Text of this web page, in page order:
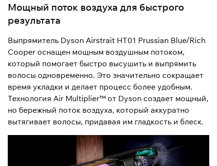
Мощный поток воздуха для быстрого
результата
Выпрямитель Dyson Airstrait HT01 Prussian Blue/Rich
Cooper оснащен мощным воздушным потоком,
который помогает быстро высушить и выпрямить
волосы одновременно. Это значительно сокращает
время укладки и делает процесс более удобным.
Технология Air Multiplier™ от Dyson создает мощный,
но бережный поток воздуха, который аккуратно
вытягивает волосы, придавая им гладкость и блеск.